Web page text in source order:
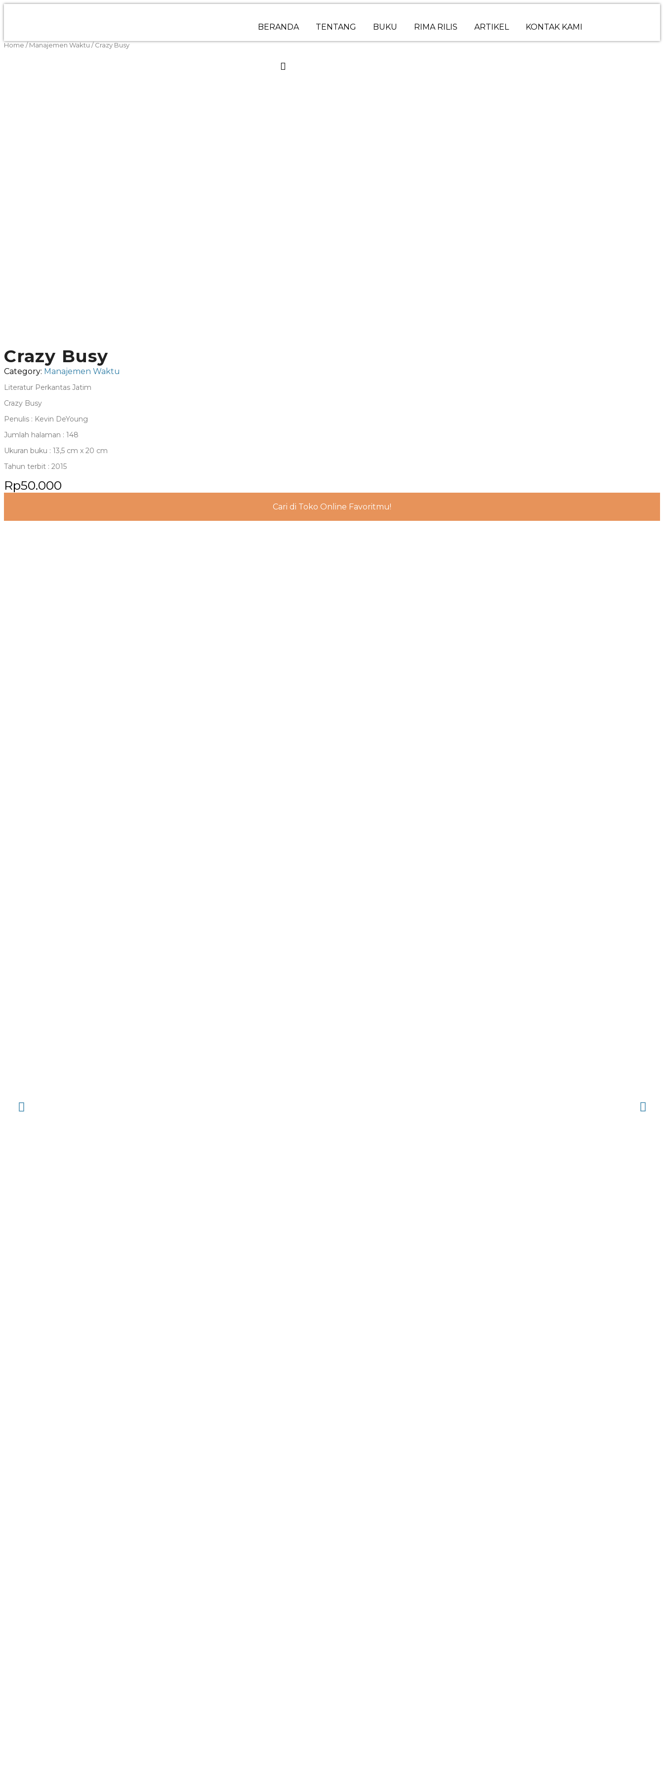
BERANDA TENTANG BUKU RIMA RILIS ARTIKEL KONTAK KAMI
Home /Manajemen Waktu / Crazy Busy
Crazy Busy
Category: Manajemen Waktu
Literatur Perkantas Jatim
Crazy Busy
Penulis : Kevin DeYoung
Jumlah halaman : 148
Ukuran buku : 13,5 cm x 20 cm
Tahun terbit : 2015
Rp50.000
Cari di Toko Online Favoritmu!